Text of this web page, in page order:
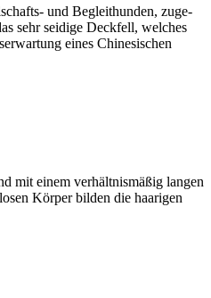
und Begleit­hun­den, zuge­
sehr sei­di­ge Deck­fell, wel­ches
eines Chi­ne­si­schen
mit einem ver­hält­nis­mä­ßig lan­gen
Kör­per bil­den die haa­ri­gen